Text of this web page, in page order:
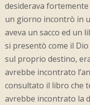
desiderava
un giorno incontrò in
aveva un sacco ed un
si presentò come il
sul proprio destino,
avrebbe incontrato
consultato il libro che
avrebbe incontrato la